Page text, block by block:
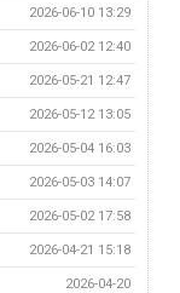
2026-06-10 13:29
2026-06-02 12:40
2026-05-21 12:47
2026-05-12 13:05
2026-05-04 16:03
2026-05-03 14:07
2026-05-02 17:58
2026-04-21 15:18
2026-04-20